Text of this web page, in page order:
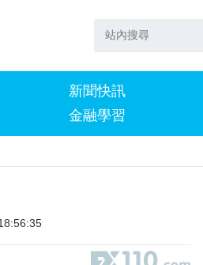
新聞快訊
金融學習